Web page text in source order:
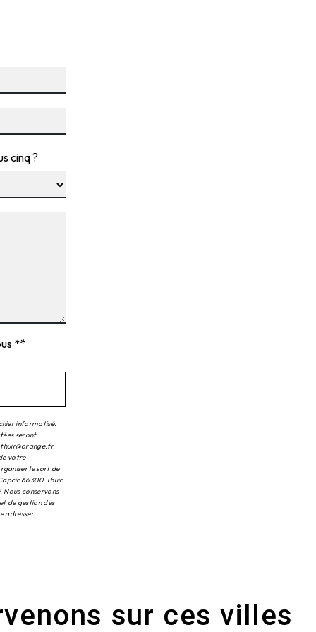
cinq ?
**
informatisé.
seront
votre
le sort de
66300 Thuir
conservons
de gestion des
adresse:
sur ces villes